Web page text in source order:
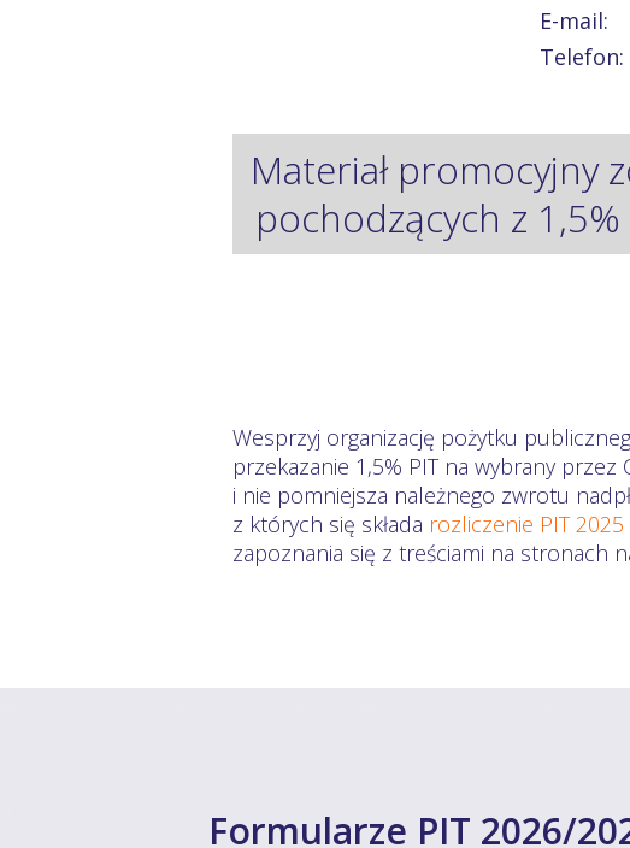
E-mail:
Telefon:
Materiał promocyjny
pochodzących z
Wesprzyj organizację pożytku
przekazanie 1,5% PIT na wybrany
i nie pomniejsza należnego zwrotu
z których się składa rozliczenie PIT 2025
zapoznania się z treściami na stronach
Formularze PIT 2026/